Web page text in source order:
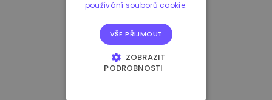
používání souborů cookie.
VŠE PŘIJMOUT
ZOBRAZIT
PODROBNOSTI